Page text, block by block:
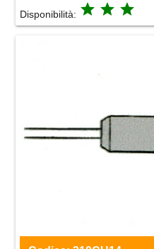
Disponibilità: grade grade grade